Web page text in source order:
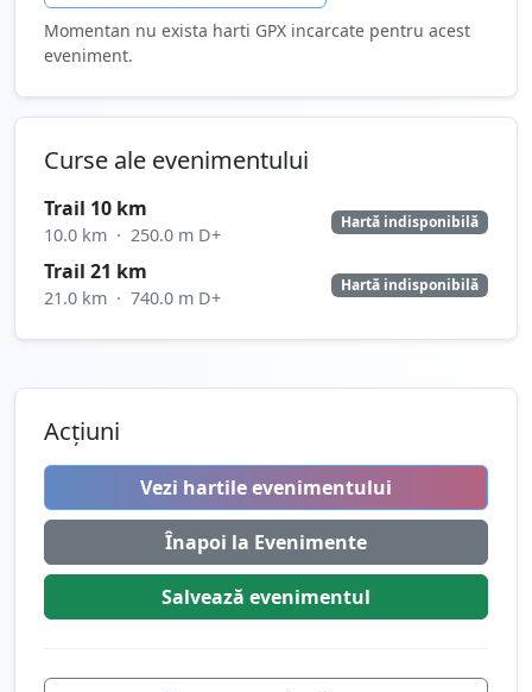
Momentan nu exista harti GPX incarcate pentru acest
eveniment.
Curse ale evenimentului
Trail 10 km
10.0 km · 250.0 m D+
Hartă indisponibilă
Trail 21 km
21.0 km · 740.0 m D+
Hartă indisponibilă
Acțiuni
Vezi hartile evenimentului
Înapoi la Evenimente
Salvează evenimentul